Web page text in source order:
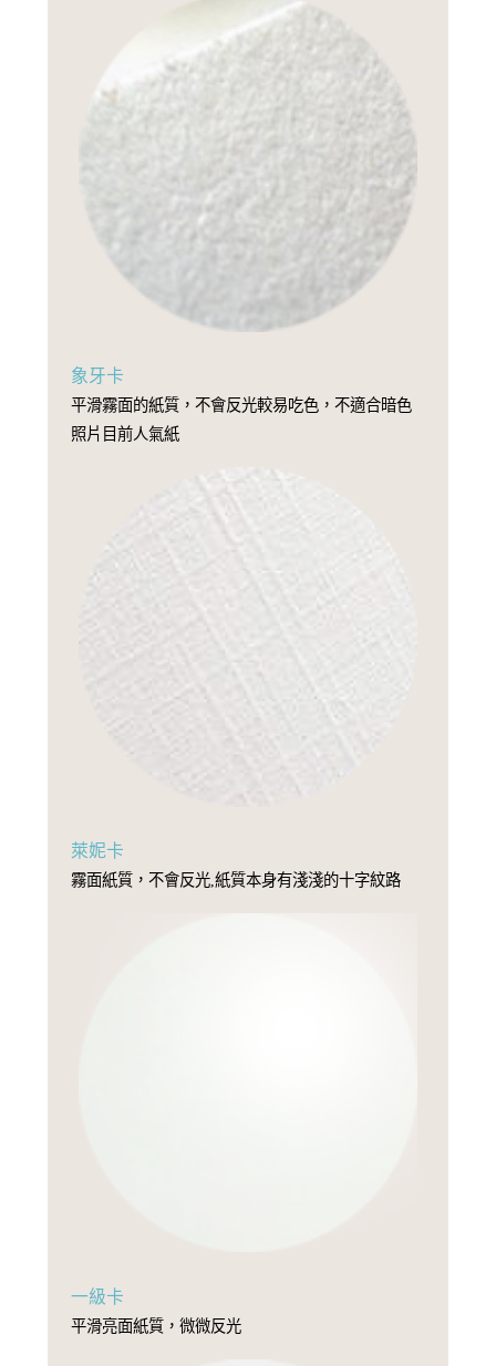
象牙卡
平滑霧面的紙質，不會反光較易吃色，不適合暗色
照片目前人氣紙
萊妮卡
霧面紙質，不會反光,紙質本身有淺淺的十字紋路
一級卡
平滑亮面紙質，微微反光